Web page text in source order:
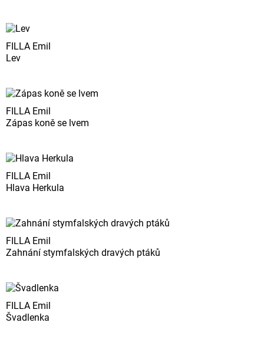
FILLA Emil
Lev
FILLA Emil
Zápas koně se lvem
FILLA Emil
Hlava Herkula
FILLA Emil
Zahnání stymfalských dravých ptáků
FILLA Emil
Švadlenka